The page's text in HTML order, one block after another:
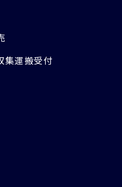
集運搬受付